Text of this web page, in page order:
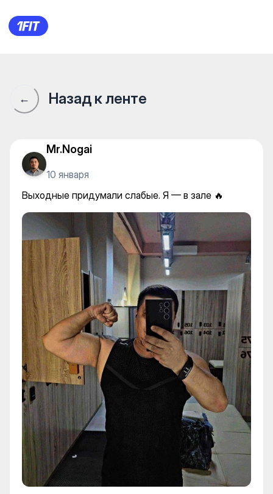
Underground Big на
← Назад к ленте
Mr.Nogai
10 января
Выходные придумали слабые. Я — в зале 🔥